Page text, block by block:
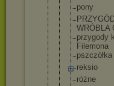
pony
WRÓBLA
przygody
Filemona
reksio
różne